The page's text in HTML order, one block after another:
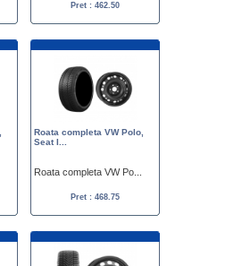
Pret : 462.50
Roata completa VW Polo,
Seat I...
Roata completa VW Po...
Pret : 468.75